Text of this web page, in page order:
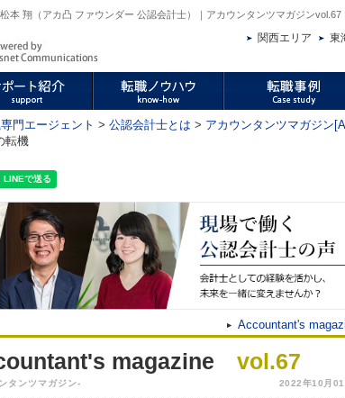
本 翔（アカ凸 ファウンダー 公認会計士）｜アカウンタンツマガジン
東
関西エリア
門エージェント > 公認会計士とは > アカウンタンツマガジン
転機
Accountant's
magazine vol.67
タンツマガジン- 2022年10月